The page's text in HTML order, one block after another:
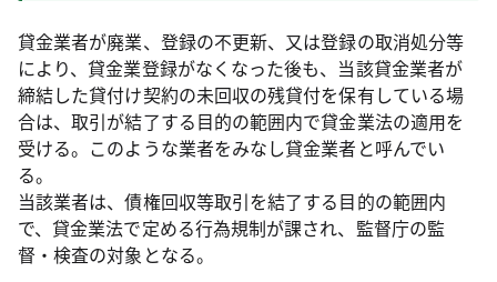
貸金業者が廃業、登録の不更新、又は登録の取消処分等
により、貸金業登録がなくなった後も、当該貸金業者が
締結した貸付け契約の未回収の残貸付を保有している場
合は、取引が結了する目的の範囲内で貸金業法の適用を
受ける。このような業者をみなし貸金業者と呼んでい
る。
当該業者は、債権回収等取引を結了する目的の範囲内
で、貸金業法で定める行為規制が課され、監督庁の監
督・検査の対象となる。